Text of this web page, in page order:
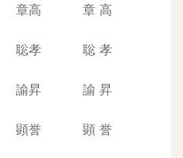
章高 章 高
聡孝 聡 孝
諭昇 諭 昇
顕誉 顕 誉